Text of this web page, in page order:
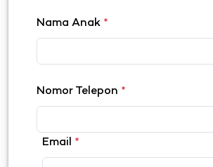
Nama Anak *
Nomor Telepon *
Email *